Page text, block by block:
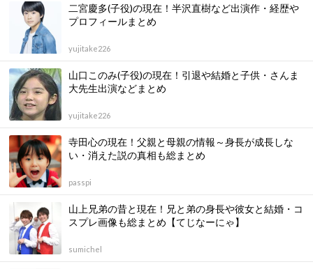
二宮慶多(子役)の現在！半沢直樹など出演作・経歴や
プロフィールまとめ
yujitake226
山口このみ(子役)の現在！引退や結婚と子供・さんま
大先生出演などまとめ
yujitake226
寺田心の現在！父親と母親の情報～身長が成長しな
い・消えた説の真相も総まとめ
passpi
山上兄弟の昔と現在！兄と弟の身長や彼女と結婚・コ
スプレ画像も総まとめ【てじなーにゃ】
sumichel